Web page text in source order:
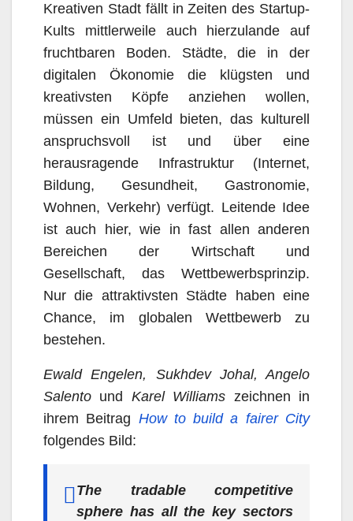
Kreativen Stadt fällt in Zeiten des Startup-
Kults mittlerweile auch hierzulande auf
fruchtbaren Boden. Städte, die in der
digitalen Ökonomie die klügsten und
kreativsten Köpfe anziehen wollen,
müssen ein Umfeld bieten, das kulturell
anspruchsvoll ist und über eine
herausragende Infrastruktur (Internet,
Bildung, Gesundheit, Gastronomie,
Wohnen, Verkehr) verfügt. Leitende Idee
ist auch hier, wie in fast allen anderen
Bereichen der Wirtschaft und
Gesellschaft, das Wettbewerbsprinzip.
Nur die attraktivsten Städte haben eine
Chance, im globalen Wettbewerb zu
bestehen.
Ewald Engelen, Sukhdev Johal, Angelo
Salento und Karel Williams zeichnen in
ihrem Beitrag How to build a fairer City
folgendes Bild:
The tradable competitive
sphere has all the key sectors